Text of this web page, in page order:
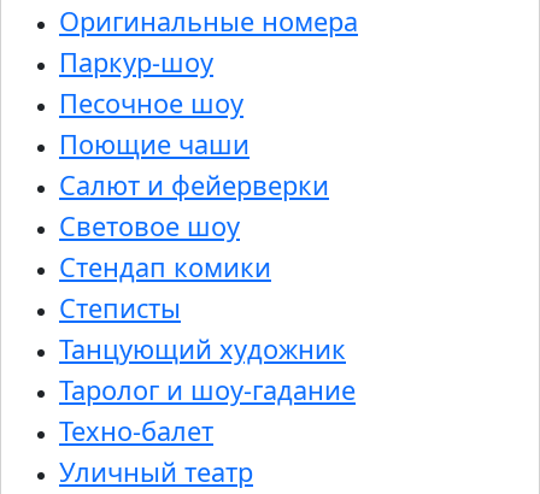
Оригинальные номера
Паркур-шоу
Песочное шоу
Поющие чаши
Салют и фейерверки
Световое шоу
Стендап комики
Степисты
Танцующий художник
Таролог и шоу-гадание
Техно-балет
Уличный театр